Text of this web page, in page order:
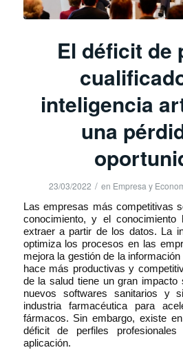
El déficit de
inteligencia
una
23/03/2022 / en Empresa y
Las empresas más competitivas
conocimiento, y el
extraer a partir de los datos. La
optimiza los procesos en las
mejora la gestión de la
hace más productivas y
de la salud tiene un gran impacto
nuevos softwares sanitarios y
industria farmacéutica para
fármacos. Sin embargo, existe
déficit de perfiles
aplicación.